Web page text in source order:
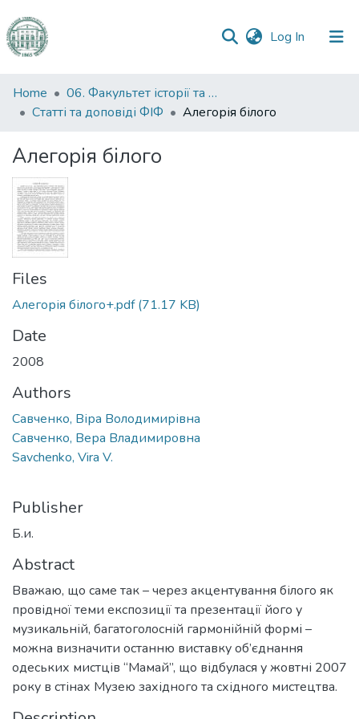
Log In (current)
Communities
&
All of DSpace
Statistics
Home
06. Факультет історії та філософії
Статті та доповіді ФІФ
Алегорія білого
Алегорія білого
Files
Алегорія білого+.pdf(71.17 KB)
Date
2008
Authors
Савченко, Віра Володимирівна
Савченко, Вера Владимировна
Savchenko, Vira V.
Publisher
Б.и.
Abstract
Вважаю, що саме так – через акцентування білого як
провідної теми експозиції та презентації його у
музикальній, багатоголосній гармонійній формі –
можна визначити останню виставку об’єднання
одеських мистців “Мамай”, що відбулася у жовтні 2007
року в стінах Музею західного та східного мистецтва.